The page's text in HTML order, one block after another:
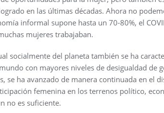
en las últimas décadas. Ahora no
informal supone hasta un 70-80%, el
mujeres trabajaban.
socialmente del planeta también se ha
con mayores niveles de desigualdad de
se ha avanzado de manera continuada en el
femenina en los terrenos político,
no es suficiente.